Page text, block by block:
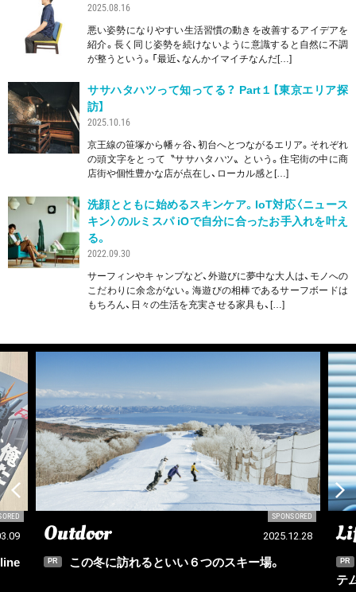
2025.08.16
悪い姿勢になりやすい生活習慣の動きを改善するアイデアを
紹介。長く同じ姿勢を続けないように意識すると自然に不調
が整うという。「最近、なんかイマイチなんだ[…]
ササハタハツって知ってる？ Part１【東京エリア探
訪】
2025.10.16
京王線の笹塚から幡ヶ谷、初台へとつながるエリア。それぞれ
の頭文字をとって〝ササハタハツ〟という。住宅街の中に商
店街や個性豊かな店が点在し、ローカル感と[…]
洗顔とともに始めるスキンケア。IoT対応〈ニュース
キン〉のルミスパ iOで自分に合ったお手入れを叶え
る。
2022.09.30
サーフィンやキャンプなど、外遊びに夢中な大人は、モノへの
こだわりに余念がない。海遊びの相棒であるサーフボードは
もちろん、日々の生活を充実させる家具も、[…]
SPONSORED
Lifestyle 2026.03.31
PR
イケてる自分を作れる！ 春夏メンズ美容アイ
PR
編